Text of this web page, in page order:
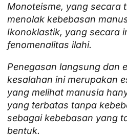
Monoteisme, yang secara
menolak kebebasan
Ikonoklastik, yang secara
fenomenalitas ilahi.
Penegasan langsung dan
kesalahan ini merupakan
yang melihat manusia
yang terbatas tanpa
sebagai kebebasan yang
bentuk.